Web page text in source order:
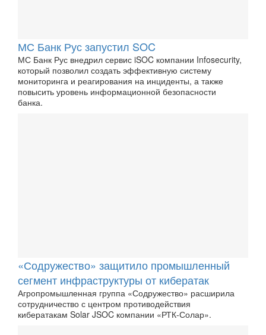
МС Банк Рус запустил SOC
МС Банк Рус внедрил сервис iSOC компании Infosecurity,
который позволил создать эффективную систему
мониторинга и реагирования на инциденты, а также
повысить уровень информационной безопасности
банка.
«Содружество» защитило промышленный
сегмент инфраструктуры от кибератак
Агропромышленная группа «Содружество» расширила
сотрудничество с центром противодействия
кибератакам Solar JSOC компании «РТК-Солар».